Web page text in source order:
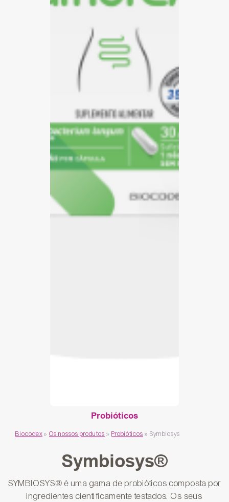
Probióticos
Biocodex » Os nossos produtos » Probióticos » Symbiosys
Symbiosys®
SYMBIOSYS® é uma gama de probióticos composta por
ingredientes cientificamente testados. Os seus